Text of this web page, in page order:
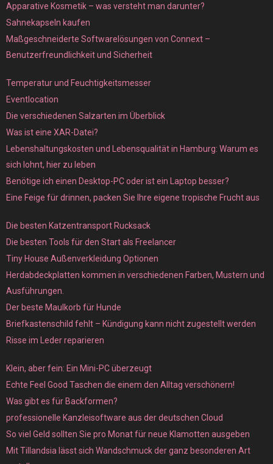
Apparative Kosmetik – was versteht man darunter?
Sahnekapseln kaufen
Maßgeschneiderte Softwarelösungen von Connext –
Benutzerfreundlichkeit und Sicherheit
Temperatur und Feuchtigkeitsmesser
Eventlocation
Die verschiedenen Salzarten im Überblick
Was ist eine XAR-Datei?
Lebenshaltungskosten und Lebensqualität in Hamburg: Warum es
sich lohnt, hier zu leben
Benötige ich einen Desktop-PC oder ist ein Laptop besser?
Eine Feige für drinnen, packen Sie Ihre eigene tropische Frucht aus
Die besten Katzentransport Rucksack
Die besten Tools für den Start als Freelancer
Tiny House Außenverkleidung Optionen
Herdabdeckplatten kommen in verschiedenen Farben, Mustern und
Ausführungen.
Der beste Maulkorb für Hunde
Briefkastenschild fehlt – Kündigung kann nicht zugestellt werden
Risse im Leder reparieren
Klein, aber fein: Ein Mini-PC überzeugt
Echte Feel Good Taschen die einem den Alltag verschönern!
Was gibt es für Backformen?
professionelle Kanzleisoftware aus der deutschen Cloud
So viel Geld sollten Sie pro Monat für neue Klamotten ausgeben
Mit Tillandsia lässt sich Wandschmuck der ganz besonderen Art